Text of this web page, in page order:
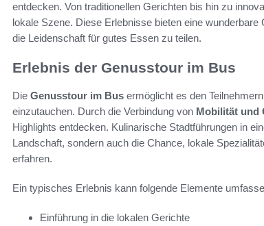
entdecken. Von traditionellen Gerichten bis hin zu
lokale Szene. Diese Erlebnisse bieten eine
die Leidenschaft für gutes Essen zu teilen.
Erlebnis der Genusstour im Bus
Die Genusstour im Bus ermöglicht es den
einzutauchen. Durch die Verbindung von Mobilität und
Highlights entdecken. Kulinarische Stadtführungen in
Landschaft, sondern auch die Chance, lokale
erfahren.
Ein typisches Erlebnis kann folgende Elemente
Einführung in die lokalen Gerichte